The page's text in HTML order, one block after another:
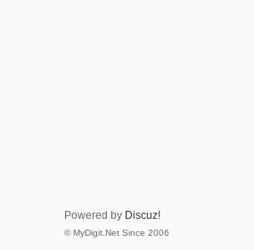
Powered by Discuz!
© MyDigit.Net Since 2006